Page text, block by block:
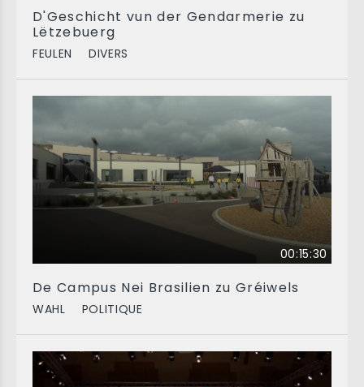
D'Geschicht vun der Gendarmerie zu
Lëtzebuerg
FEULEN DIVERS
00:15:30
De Campus Nei Brasilien zu Gréiwels
WAHL POLITIQUE